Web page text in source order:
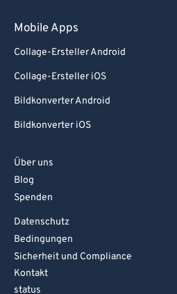
Mobile Apps
Collage-Ersteller Android
Collage-Ersteller iOS
Bildkonverter Android
Bildkonverter iOS
Über uns
Blog
Spenden
Datenschutz
Bedingungen
Sicherheit und Compliance
Kontakt
status